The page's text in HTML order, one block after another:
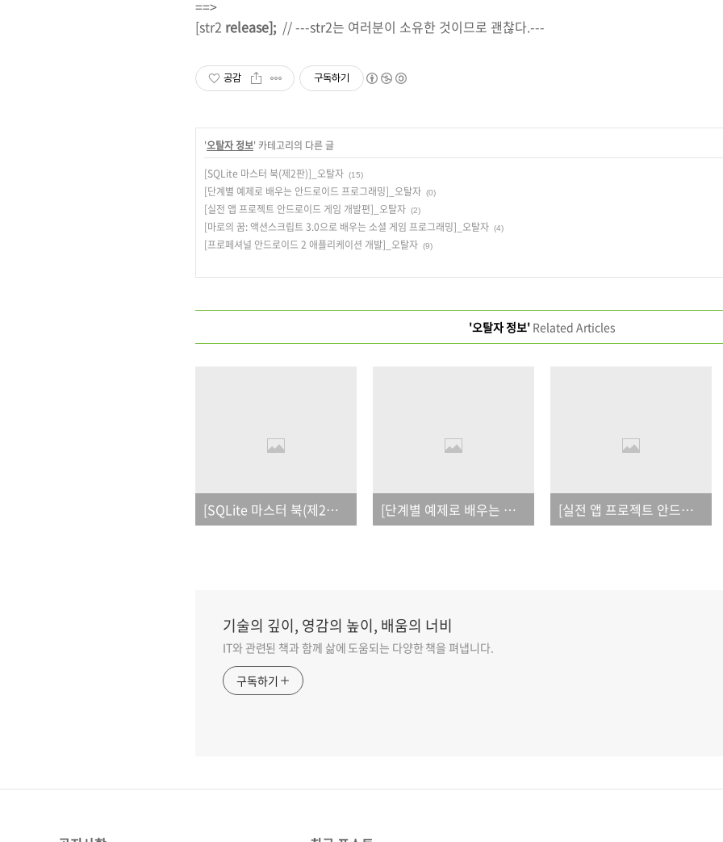
==>
[str2 release]; // ---str2는 여러분이 소유한 것이므로 괜찮다.---
공감 구독하기
'오탈자 정보' 카테고리의 다른 글
[SQLite 마스터 북(제2판)]_오탈자 (15)
[단계별 예제로 배우는 안드로이드 프로그래밍]_오탈자 (0)
[실전 앱 프로젝트 안드로이드 게임 개발편]_오탈자 (2)
[마로의 꿈: 액션스크립트 3.0으로 배우는 소셜 게임 프로그래밍]_오탈자 (4)
[프로페셔널 안드로이드 2 애플리케이션 개발]_오탈자 (9)
'오탈자 정보' Related Articles
[SQLite 마스터 북(제2판)]_오탈자 [단계별 예제로 배우는 안드로이드 프로그래밍]_오탈자 [실전 앱 프로젝트 안드로이드 게임 개발편]_오탈자
기술의 깊이, 영감의 높이, 배움의 너비
IT와 관련된 책과 함께 삶에 도움되는 다양한 책을 펴냅니다.
구독하기